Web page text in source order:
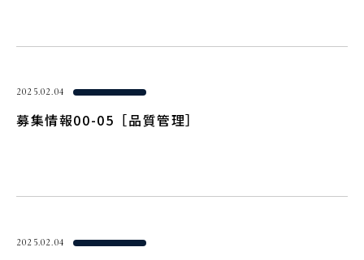
2025.02.04
募集情報00-05［品質管理］
2025.02.04